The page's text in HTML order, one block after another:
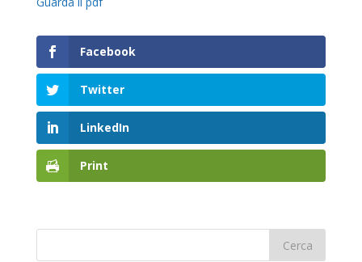
Facebook
Twitter
LinkedIn
Print